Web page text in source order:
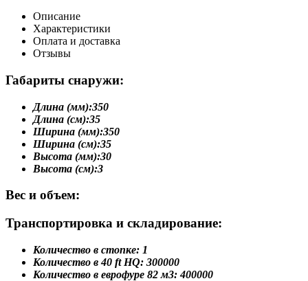
Описание
Характеристики
Оплата и доставка
Отзывы
Габариты снаружи:
Длина (мм):350
Длина (см):35
Ширина (мм):350
Ширина (см):35
Высота (мм):30
Высота (см):3
Вес и объем:
Транспортировка и складирование:
Количество в стопке: 1
Количество в 40 ft HQ: 300000
Количество в еврофуре 82 м3: 400000